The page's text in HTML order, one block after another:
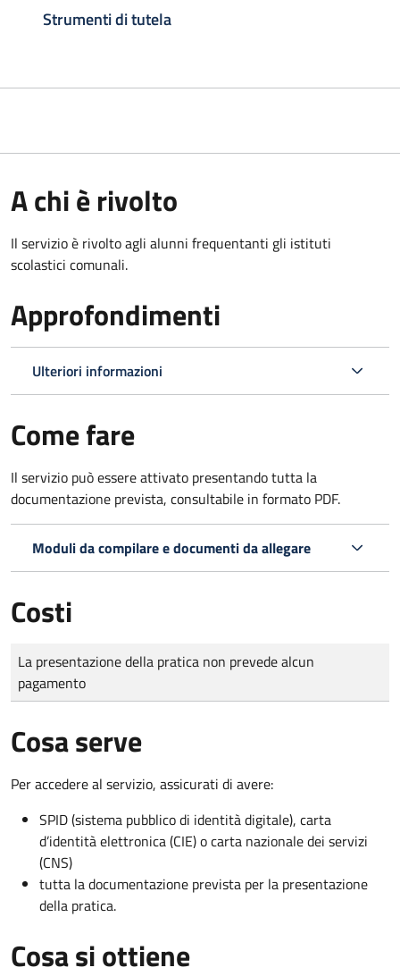
Strumenti di tutela
A chi è rivolto
Il servizio è rivolto agli alunni frequentanti gli istituti
scolastici comunali.
Approfondimenti
Ulteriori informazioni
Come fare
Il servizio può essere attivato presentando tutta la
documentazione prevista, consultabile in formato PDF.
Moduli da compilare e documenti da allegare
Costi
Tipo di pagamento
Importo
La presentazione della pratica non prevede alcun
pagamento
Cosa serve
Per accedere al servizio, assicurati di avere:
SPID (sistema pubblico di identità digitale), carta
d’identità elettronica (CIE) o carta nazionale dei servizi
(CNS)
tutta la documentazione prevista per la presentazione
della pratica.
Cosa si ottiene